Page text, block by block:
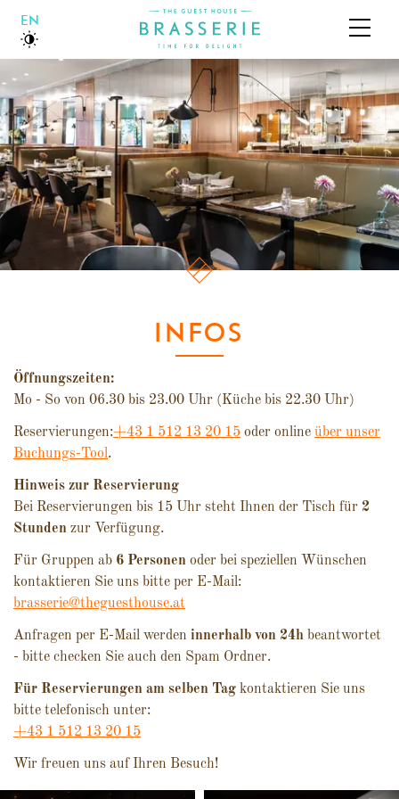
ENGLISH
ÜBER UNS
BOUTIQUEHOTEL
BRASSERIE
GALERIE
JOBS & KARRIERE
INFOS
Öffnungszeiten:
Mo - So von 06.30 bis 23.00 Uhr (Küche bis 22.30 Uhr)
Reservierungen:+43 1 512 13 20 15 oder online über unser
Buchungs-Tool.
Hinweis zur Reservierung
Bei Reservierungen bis 15 Uhr steht Ihnen der Tisch für 2
Stunden zur Verfügung.
Für Gruppen ab 6 Personen oder bei speziellen Wünschen
kontaktieren Sie uns bitte per E-Mail:
brasserie@theguesthouse.at
Anfragen per E-Mail werden innerhalb von 24h beantwortet
- bitte checken Sie auch den Spam Ordner.
Für Reservierungen am selben Tag kontaktieren Sie uns
bitte telefonisch unter:
+43 1 512 13 20 15
Wir freuen uns auf Ihren Besuch!